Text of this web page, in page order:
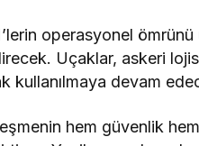
operasyonel
Uçaklar, askeri
kullanılmaya devam
hem güvenlik